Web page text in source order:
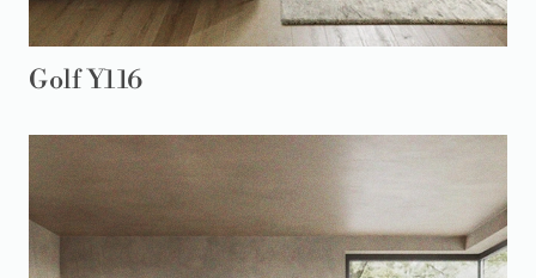
Golf Y116